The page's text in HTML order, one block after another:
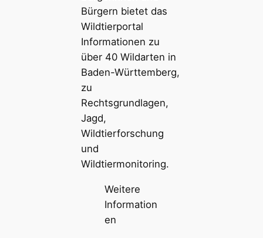
Bürgern bietet das
Wildtierportal
Informationen zu
über 40 Wildarten in
Baden-Württemberg,
zu
Rechtsgrundlagen,
Jagd,
Wildtierforschung
und
Wildtiermonitoring.
Weitere
Information
en